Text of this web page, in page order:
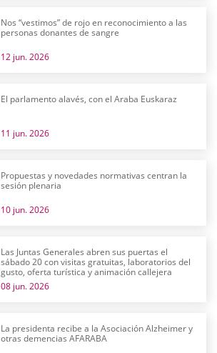
Nos “vestimos” de rojo en reconocimiento a las
personas donantes de sangre
12 jun. 2026
El parlamento alavés, con el Araba Euskaraz
11 jun. 2026
Propuestas y novedades normativas centran la
sesión plenaria
10 jun. 2026
Las Juntas Generales abren sus puertas el
sábado 20 con visitas gratuitas, laboratorios del
gusto, oferta turística y animación callejera
08 jun. 2026
La presidenta recibe a la Asociación Alzheimer y
otras demencias AFARABA